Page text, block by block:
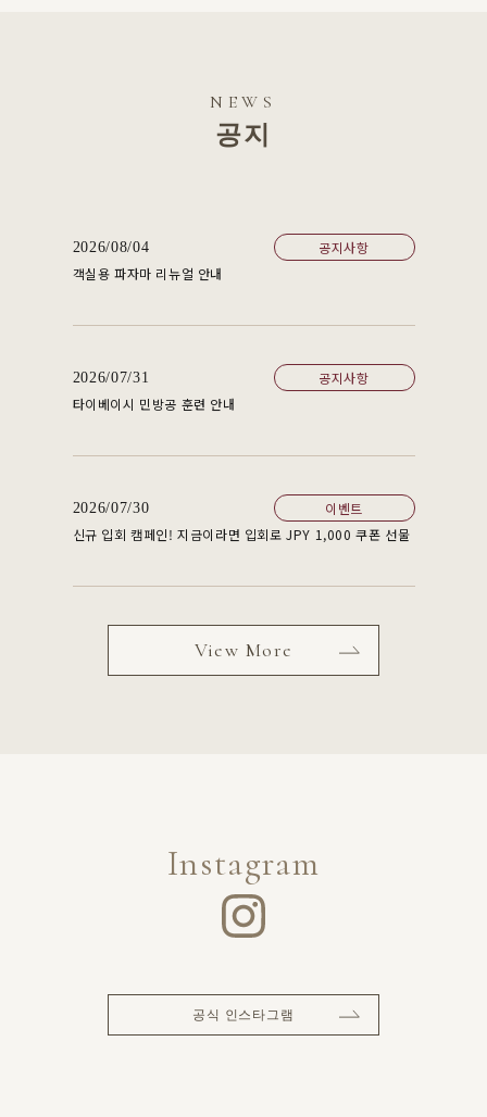
NEWS
공지
2026/08/04
공지사항
객실용 파자마 리뉴얼 안내
2026/07/31
공지사항
타이베이시 민방공 훈련 안내
2026/07/30
이벤트
신규 입회 캠페인! 지금이라면 입회로 JPY 1,000 쿠폰 선물
View More
Instagram
공식 인스타그램